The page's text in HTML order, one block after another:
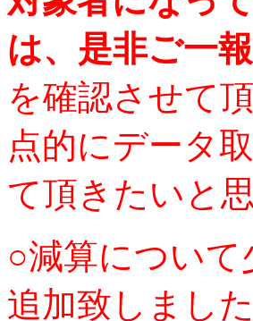
は、是非ご一報
を確認させて
点的にデータ
て頂きたいと
○減算につい
追加致しました